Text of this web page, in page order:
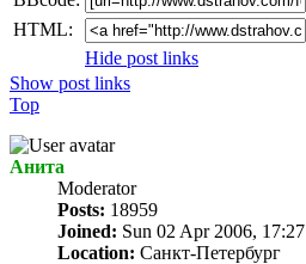
HTML:
Hide post links
Show post links
Top
Анита
Мoderator
Posts: 18959
Joined: Sun 02 Apr 2006, 17:27
Location: Санкт-Петербург